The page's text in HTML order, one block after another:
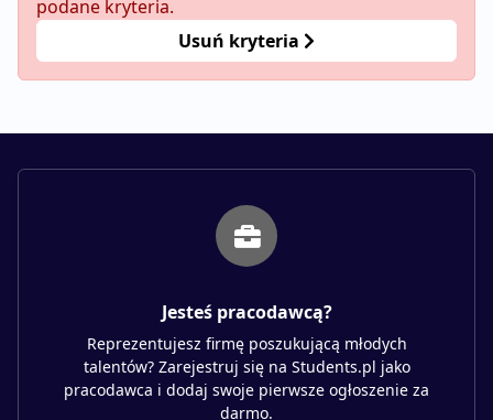
podane kryteria.
Usuń kryteria
Jesteś pracodawcą?
Reprezentujesz firmę poszukującą młodych
talentów? Zarejestruj się na Students.pl jako
pracodawca i dodaj swoje pierwsze ogłoszenie za
darmo.